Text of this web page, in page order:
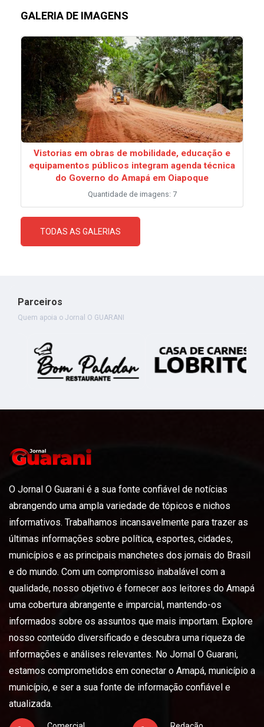
GALERIA DE IMAGENS
Vistorias em obras de mobilidade, educação e
equipamentos públicos integram agenda técnica
do Governo do Amapá em Oiapoque
Quantidade de imagens: 7
TODAS AS GALERIAS
Parceiros
Quem apoia o Jornal O GUARANI
O Jornal O Guarani é a sua fonte confiável de notícias
abrangendo uma ampla variedade de tópicos e nichos
informativos. Trabalhamos incansavelmente para trazer as
últimas informações sobre política, esportes, cidades,
municípios e as principais manchetes dos jornais do Brasil
e do mundo. Com um compromisso inabalável com a
qualidade, nosso objetivo é fornecer aos leitores do Amapá
uma cobertura abrangente e imparcial, mantendo-os
informados sobre os assuntos que mais importam. Explore
nosso conteúdo diversificado e descubra uma riqueza de
informações e análises relevantes. No Jornal O Guarani,
estamos comprometidos em conectar o Amapá, município a
município, e ser a sua fonte de informação confiável e
atualizada.